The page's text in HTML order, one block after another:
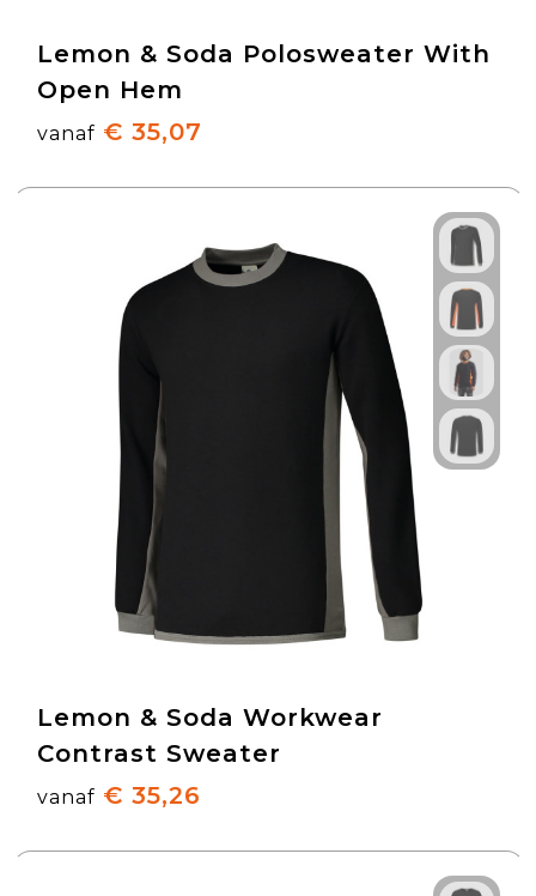
Lemon & Soda Polosweater With
Open Hem
vanaf € 35,07
Lemon & Soda Workwear
Contrast Sweater
vanaf € 35,26